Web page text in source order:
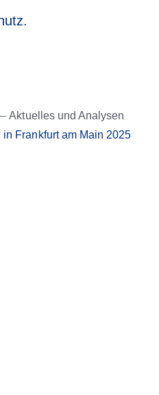
Aktuelles und Analysen
in Frankfurt am Main 2025